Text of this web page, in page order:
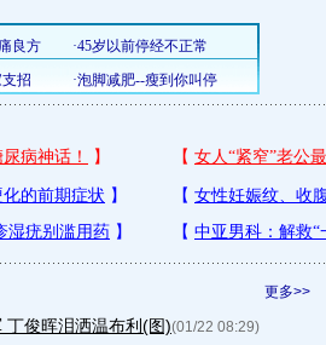
更多>>
丁俊晖泪洒温布利(图)(01/22 08:29)